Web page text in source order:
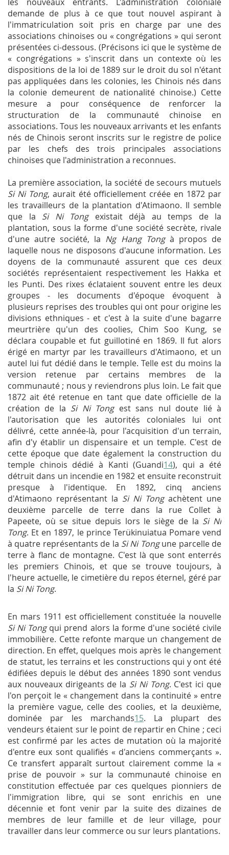
demande de plus à ce que tout nouvel aspirant à
l'immatriculation soit pris en charge par une des
associations chinoises ou « congrégations » qui seront
présentées ci-dessous. (Précisons ici que le système de
« congrégations » s'inscrit dans un contexte où les
dispositions de la loi de 1889 sur le droit du sol n'étant
pas appliquées dans les colonies, les Chinois nés dans
la colonie demeurent de nationalité chinoise.) Cette
mesure a pour conséquence de renforcer la
structuration de la communauté chinoise en
associations. Tous les nouveaux arrivants et les enfants
nés de Chinois seront inscrits sur le registre de police
par les chefs des trois principales associations
chinoises que l'administration a reconnues.
La première association, la société de secours mutuels
Si Ni Tong, aurait été officiellement créée en 1872 par
les travailleurs de la plantation d'Atimaono. Il semble
que la Si Ni Tongexistait déjà au temps de la
plantation, sous la forme d'une société secrète, rivale
d'une autre société, la Ng Hang Tongà propos de
laquelle nous ne disposons d'aucune information. Les
doyens de la communauté assurent que ces deux
sociétés représentaient respectivement les Hakka et
les Punti. Des rixes éclataient souvent entre les deux
groupes - les documents d'époque évoquent à
plusieurs reprises des troubles qui ont pour origine les
divisions ethniques - et c'est à la suite d'une bagarre
meurtrière qu'un des coolies, Chim Soo Kung, se
déclara coupable et fut guillotiné en 1869. Il fut alors
érigé en martyr par les travailleurs d'Atimaono, et un
autel lui fut dédié dans le temple. Telle est du moins la
version retenue par certains membres de la
communauté ; nous y reviendrons plus loin. Le fait que
1872 ait été retenue en tant que date officielle de la
création de la Si Ni Tongest sans nul doute lié à
l'autorisation que les autorités coloniales lui ont
délivré, cette année-là, pour l'acquisition d'un terrain,
afin d'y établir un dispensaire et un temple. C'est de
cette époque que date également la construction du
temple chinois dédié à Kanti (Guandi14), qui a été
détruit dans un incendie en 1982 et ensuite reconstruit
presque à l'identique. En 1892, cinq anciens
d'Atimaono représentant la Si Ni Tongachètent une
deuxième parcelle de terre dans la rue Collet à
Papeete, où se situe depuis lors le siège de la Si Ni
Tong. Et en 1897, le prince Terükinuiatua Pomare vend
à quatre représentants de la Si Ni Tongune parcelle de
terre à flanc de montagne. C'est là que sont enterrés
les premiers Chinois, et que se trouve toujours, à
l'heure actuelle, le cimetière du repos éternel, géré par
la Si Ni Tong.
En mars 1911 est officiellement constituée la nouvelle
Si Ni Tongqui prend alors la forme d'une société civile
immobilière. Cette refonte marque un changement de
direction. En effet, quelques mois après le changement
de statut, les terrains et les constructions qui y ont été
édifiées depuis le début des années 1890 sont vendus
aux nouveaux dirigeants de la Si Ni Tong. C'est ici que
l'on perçoit le « changement dans la continuité » entre
la première vague, celle des coolies, et la deuxième,
dominée par les marchands15. La plupart des
vendeurs étaient sur le point de repartir en Chine ; ceci
est confirmé par les actes de mutation où la majorité
d'entre eux sont qualifiés « d'anciens commerçants ».
Ce transfert apparaît surtout clairement comme la «
prise de pouvoir » sur la communauté chinoise en
constitution effectuée par ces quelques pionniers de
l'immigration libre, qui se sont enrichis en une
décennie et font venir par la suite des dizaines de
membres de leur famille et de leur village, pour
travailler dans leur commerce ou sur leurs plantations.